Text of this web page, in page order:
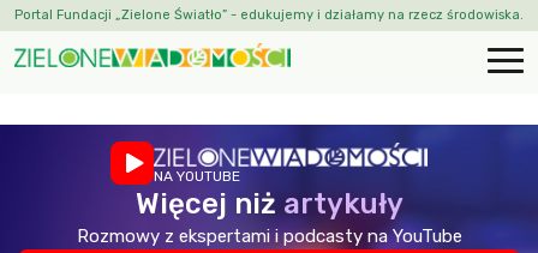
Portal Fundacji „Zielone Światło” - edukujemy i działamy na rzecz środowiska.
NA YOUTUBE
Więcej niż artykuły
Rozmowy z ekspertami i podcasty na YouTube